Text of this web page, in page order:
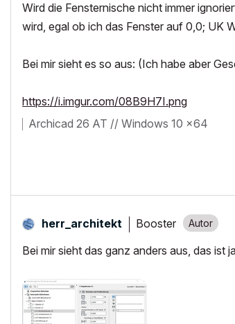
Wird die Fensternische nicht immer
wird, egal ob ich das Fenster auf 0,0; UK
Bei mir sieht es so aus: (Ich habe aber
https://i.imgur.com/08B9H7I.png
Archicad 26 AT // Windows 10 x64
herr_architekt Booster
Bei mir sieht das ganz anders aus, das ist